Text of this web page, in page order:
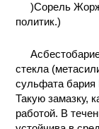
)Сорель
политик.)
стекла
сульфата
Такую замазку,
работой. В